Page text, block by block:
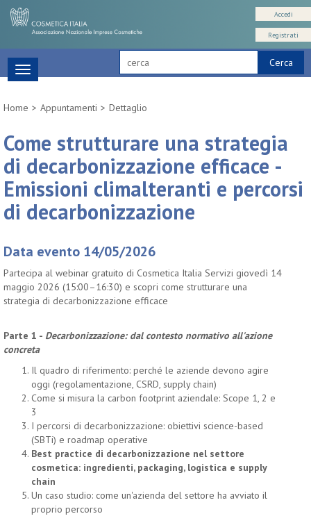
Cerca
Accedi
Registrati
Toggle
navigation
Home
Appuntamenti Dettaglio
Come strutturare una strategia
di decarbonizzazione efficace -
Emissioni climalteranti e percorsi
di decarbonizzazione
Data evento 14/05/2026
Partecipa al webinar gratuito di Cosmetica Italia Servizi giovedì 14
maggio 2026 (15:00–16:30) e scopri come strutturare una
strategia di decarbonizzazione efficace
Parte 1 - Decarbonizzazione: dal contesto normativo all'azione
concreta
Il quadro di riferimento: perché le aziende devono agire
oggi (regolamentazione, CSRD, supply chain)
Come si misura la carbon footprint aziendale: Scope 1, 2 e
3
I percorsi di decarbonizzazione: obiettivi science-based
(SBTi) e roadmap operative
Best practice di decarbonizzazione nel settore
cosmetica: ingredienti, packaging, logistica e supply
chain
Un caso studio: come un'azienda del settore ha avviato il
proprio percorso